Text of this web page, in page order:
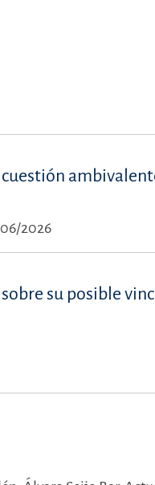
2026
su posible